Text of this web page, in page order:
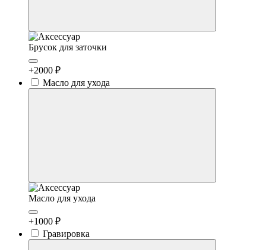
Брусок для заточки
+2000 ₽
Масло для ухода
Масло для ухода
+1000 ₽
Гравировка